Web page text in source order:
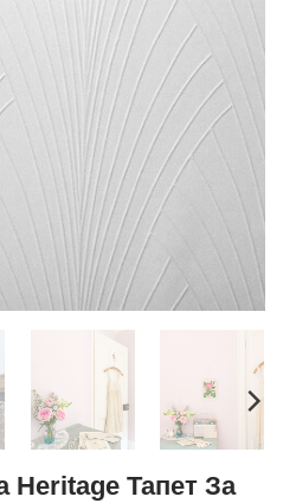
Heritage Тапет За